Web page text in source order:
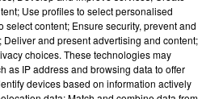
Use profiles to select personalised
select content; Ensure security, prevent and
Deliver and present advertising and content;
choices. These technologies may
as IP address and browsing data to offer
devices based on information actively